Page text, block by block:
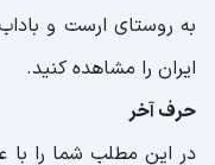
به روستای ارست و
ایران را مشاهده کنید.
حرف آخر
در این مطلب شما را با